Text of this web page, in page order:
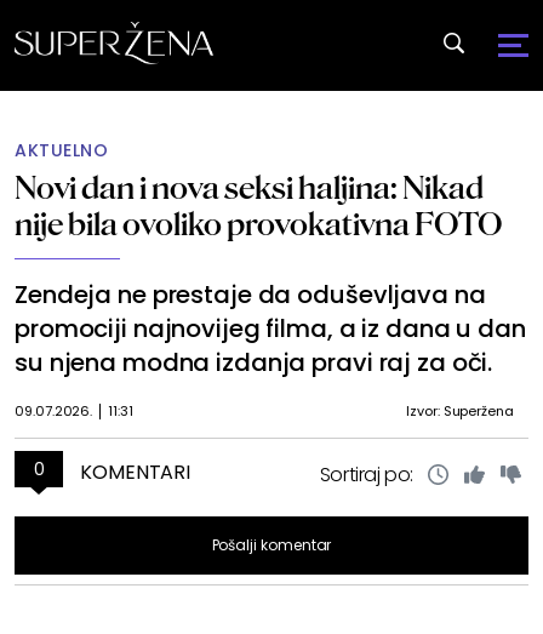
AKTUELNO
Novi dan i nova seksi haljina: Nikad
nije bila ovoliko provokativna FOTO
Zendeja ne prestaje da oduševljava na
promociji najnovijeg filma, a iz dana u dan
su njena modna izdanja pravi raj za oči.
09.07.2026. 11:31 Izvor: Superžena
0 KOMENTARI Sortiraj po:
Pošalji komentar